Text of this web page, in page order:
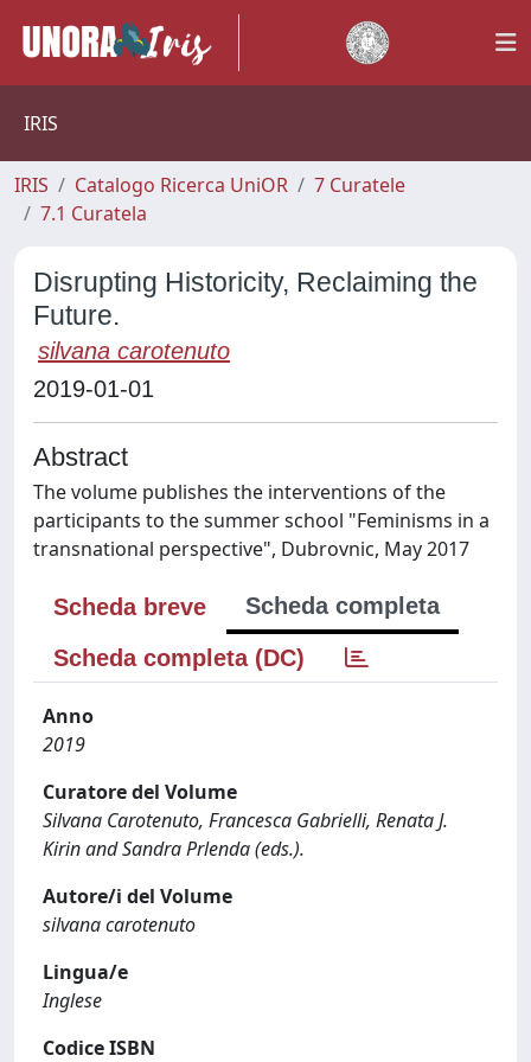
IRIS
IRIS Catalogo Ricerca UniOR
7 Curatele
7.1 Curatela
Disrupting Historicity, Reclaiming the
Future.
silvana carotenuto
2019-01-01
Abstract
The volume publishes the interventions of the
participants to the summer school "Feminisms in a
transnational perspective", Dubrovnic, May 2017
Scheda breve
Scheda completa
Scheda completa (DC)
Anno
2019
Curatore del Volume
Silvana Carotenuto, Francesca Gabrielli, Renata J.
Kirin and Sandra Prlenda (eds.).
Autore/i del Volume
silvana carotenuto
Lingua/e
Inglese
Codice ISBN